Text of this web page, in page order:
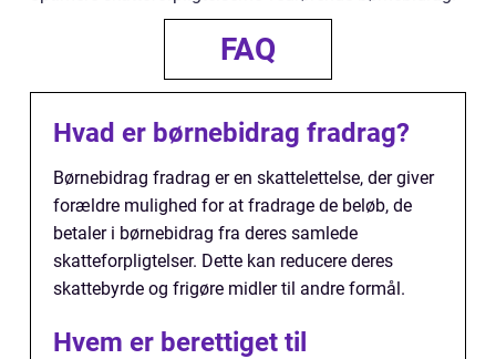
FAQ
Hvad er børnebidrag fradrag?
Børnebidrag fradrag er en skattelettelse, der giver
forældre mulighed for at fradrage de beløb, de
betaler i børnebidrag fra deres samlede
skatteforpligtelser. Dette kan reducere deres
skattebyrde og frigøre midler til andre formål.
Hvem er berettiget til